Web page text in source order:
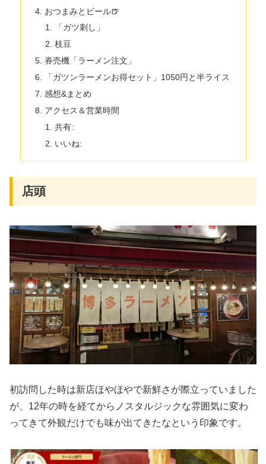
おつまみとビール🍺
「ガツ刺し」
枝豆
券売機「ラーメン注文」
「ガツンラーメンお得セット」1050円と半ライス
感想&まとめ
アクセス＆営業時間
共有:
いいね:
店頭
初訪問した時は新店ほやほやで新鮮さが際立っていました
が、12年の時を経てからノスタルジックな雰囲気に変わ
ってきて外観だけでも味が出てきたなという印象です。